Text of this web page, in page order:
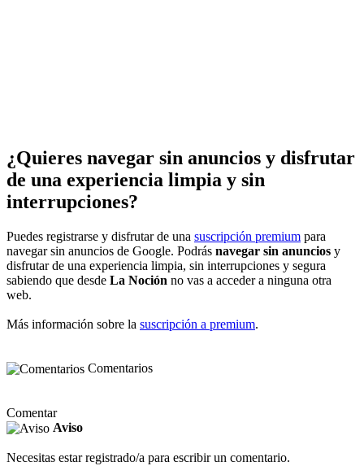
¿Quieres navegar sin anuncios y disfrutar
de una experiencia limpia y sin
interrupciones?
Puedes registrarse y disfrutar de una suscripción premium para
navegar sin anuncios de Google. Podrás navegar sin anuncios y
disfrutar de una experiencia limpia, sin interrupciones y segura
sabiendo que desde La Noción no vas a acceder a ninguna otra
web.
Más información sobre la suscripción a premium.
Comentarios
Comentar
Aviso
Necesitas estar registrado/a para escribir un comentario.